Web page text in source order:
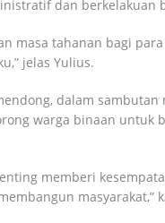
dan berkelakuan
masa tahanan bagi
jelas Yulius.
dalam
warga binaan untuk
memberi
masyarakat,”